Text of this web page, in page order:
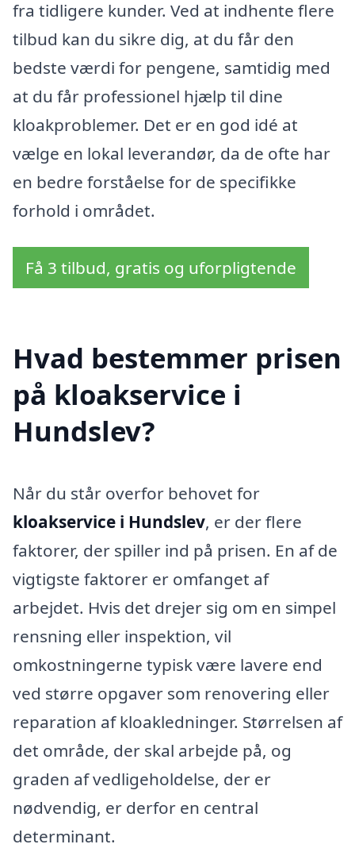
fra tidligere kunder. Ved at indhente flere
tilbud kan du sikre dig, at du får den
bedste værdi for pengene, samtidig med
at du får professionel hjælp til dine
kloakproblemer. Det er en god idé at
vælge en lokal leverandør, da de ofte har
en bedre forståelse for de specifikke
forhold i området.
Få 3 tilbud, gratis og uforpligtende
Hvad bestemmer prisen
på kloakservice i
Hundslev?
Når du står overfor behovet for
kloakservice i Hundslev, er der flere
faktorer, der spiller ind på prisen. En af de
vigtigste faktorer er omfanget af
arbejdet. Hvis det drejer sig om en simpel
rensning eller inspektion, vil
omkostningerne typisk være lavere end
ved større opgaver som renovering eller
reparation af kloakledninger. Størrelsen af
det område, der skal arbejde på, og
graden af vedligeholdelse, der er
nødvendig, er derfor en central
determinant.